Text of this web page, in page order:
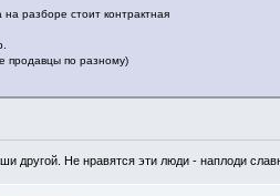
разборе стоит контрактная
продавцы по разному)
другой. Не нравятся эти люди - наплоди